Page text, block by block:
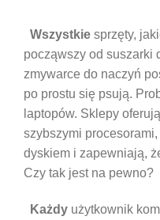
Wszystkie sprzęty,
począwszy od suszarki
zmywarce do naczyń
po prostu się psują.
laptopów. Sklepy
szybszymi
dyskiem i zapewniają,
Czy tak jest na pewno?
Każdy użytkownik